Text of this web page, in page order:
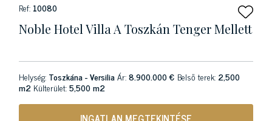
Ref: 10080
Noble Hotel Villa A Toszkán Tenger Mellett
Helység: Toszkána - VersiliaÁr:8.900.000 € Belső terek: 2,500
m2 Külterület:5,500 m2